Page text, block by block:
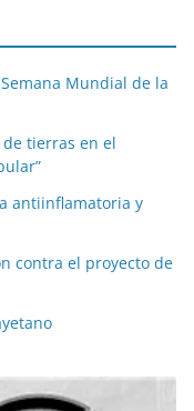
Mundial de la
tierras en el
antiinflamatoria y
contra el proyecto de